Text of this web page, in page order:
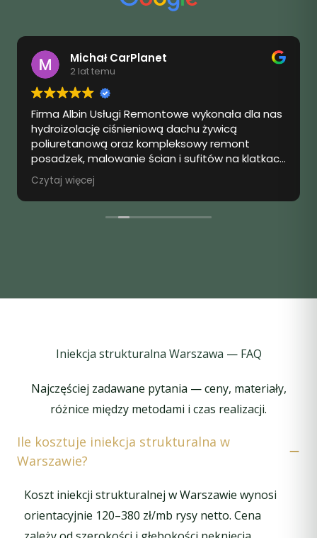
Michał CarPlanet
2 lat temu
Firma Albin Usługi Remontowe wykonała dla nas
hydroizolację ciśnieniową dachu żywicą
poliuretanową oraz kompleksowy remont
posadzek, malowanie ścian i sufitów na klatkach
schodowych. Jesteśmy pod wrażeniem
profesjonalizmu zespołu oraz jakości
wykonanych prac. Hydroizolacja została
zrealizowana sprawnie i skutecznie, co daje
wszystkim, którzy oczekują wysokiej jakości
Czytaj więcej
Iniekcja strukturalna Warszawa — FAQ
Najczęściej zadawane pytania — ceny, materiały,
różnice między metodami i czas realizacji.
Ile kosztuje iniekcja strukturalna w
Warszawie?
Koszt iniekcji strukturalnej w Warszawie wynosi
orientacyjnie 120–380 zł/mb rysy netto. Cena